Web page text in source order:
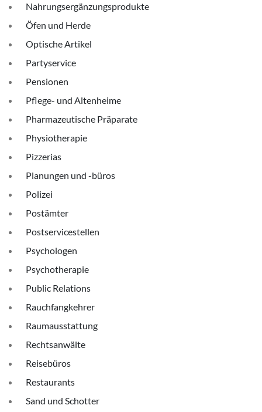
Nahrungsergänzungsprodukte
Öfen und Herde
Optische Artikel
Partyservice
Pensionen
Pflege- und Altenheime
Pharmazeutische Präparate
Physiotherapie
Pizzerias
Planungen und -büros
Polizei
Postämter
Postservicestellen
Psychologen
Psychotherapie
Public Relations
Rauchfangkehrer
Raumausstattung
Rechtsanwälte
Reisebüros
Restaurants
Sand und Schotter